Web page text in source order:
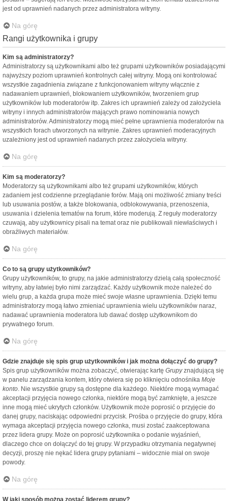
jest od uprawnień nadanych przez administratora witryny.
Na górę
Rangi użytkownika i grupy
Kim są administratorzy?
Administratorzy są użytkownikami albo też grupami użytkowników posiadającymi
najwyższy poziom uprawnień kontrolnych całej witryny. Mogą oni kontrolować
wszystkie zagadnienia związane z funkcjonowaniem witryny włącznie z
nadawaniem uprawnień, blokowaniem użytkowników, tworzeniem grup
użytkowników lub moderatorów itp. Zakres ich uprawnień zależy od założyciela
witryny i innych administratorów mających prawo nominowania nowych
administratorów. Administratorzy mogą mieć pełne uprawnienia moderatorów na
wszystkich forach utworzonych na witrynie. Zakres uprawnień moderacyjnych
uzależniony jest od uprawnień nadanych przez założyciela witryny.
Na górę
Kim są moderatorzy?
Moderatorzy są użytkownikami albo też grupami użytkowników, których
zadaniem jest codzienne przeglądanie forów. Mają oni możliwość zmiany treści
lub usuwania postów, a także blokowania, odblokowywania, przenoszenia,
usuwania i dzielenia tematów na forum, które moderują. Z reguły moderatorzy
czuwają, aby użytkownicy pisali na temat oraz nie publikowali niewłaściwych i
obraźliwych materiałów.
Na górę
Co to są grupy użytkowników?
Grupy użytkowników, to grupy, na jakie administratorzy dzielą całą społeczność
witryny, aby łatwiej było nimi zarządzać. Każdy użytkownik może należeć do
wielu grup, a każda grupa może mieć swoje własne uprawnienia. Dzięki temu
administratorzy mogą łatwo zmieniać uprawnienia wielu użytkowników naraz,
nadawać uprawnienia moderatora lub dawać dostęp użytkownikom do
prywatnego forum.
Na górę
Gdzie znajduje się spis grup użytkowników i jak można dołączyć do grupy?
Spis grup użytkowników można zobaczyć, otwierając kartę Grupyznajdującą się
w panelu zarządzania kontem, który otwiera się po kliknięciu odnośnika Moje
konto. Nie wszystkie grupy są dostępne dla każdego. Niektóre mogą wymagać
akceptacji przyjęcia nowego członka, niektóre mogą być zamknięte, a jeszcze
inne mogą mieć ukrytych członków. Użytkownik może poprosić o przyjęcie do
danej grupy, naciskając odpowiedni przycisk. Prośba o przyjęcie do grupy, która
wymaga akceptacji przyjęcia nowego członka, musi zostać zaakceptowana
przez lidera grupy. Może on poprosić użytkownika o podanie wyjaśnień,
dlaczego chce on dołączyć do tej grupy. W przypadku otrzymania negatywnej
decyzji, proszę nie nękać lidera grupy pytaniami – widocznie miał on swoje
powody.
Na górę
W jaki sposób można zostać liderem grupy?